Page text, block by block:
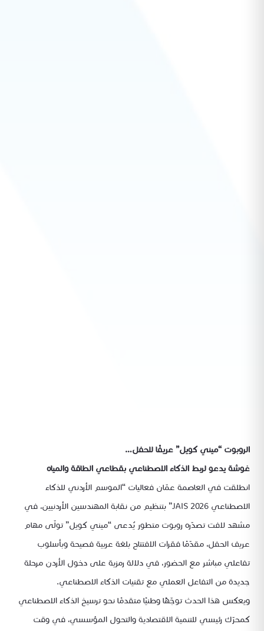
الروبوت “ميني كويل” عريفًا للحفل…
غوشة يدعو لربط الذكاء الاصطناعي بقطاعي الطاقة والمياه
انطلقت في العاصمة عمّان فعاليات “الموسم الأردني للذكاء
الاصطناعي JAIS 2026” بتنظيم من نقابة المهندسين الأردنيين، في
مشهد لافت تصدّره روبوت متطور يُدعى “ميني كويل” تولّى مهام
عريف الحفل، مقدّمًا فقرات الافتتاح بلغة عربية فصيحة وبأسلوب
تفاعلي مباشر مع الحضور، في دلالة رمزية على دخول الأردن مرحلة
جديدة من التفاعل العملي مع تقنيات الذكاء الاصطناعي.
ويعكس هذا الحدث توجّهًا وطنيًا متقدمًا نحو ترسيخ الذكاء الاصطناعي
كمحرّك رئيسي للتنمية الاقتصادية والتحول المؤسسي، في وقت